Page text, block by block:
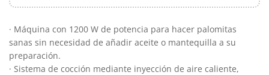
· Máquina con 1200 W de potencia para hacer palomitas
sanas sin necesidad de añadir aceite o mantequilla a su
preparación.
· Sistema de cocción mediante inyección de aire caliente,